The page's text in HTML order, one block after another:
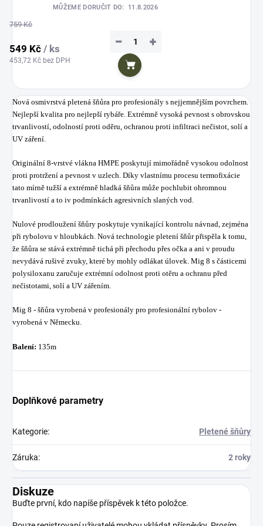
MŮŽEME DORUČIT DO: 11.8.2026
759 Kč
549 Kč / ks
453,72 Kč bez DPH
+
−
Do košíku
Nová osmivrstvá pletená šňůra pro profesionály s nejjemnějším povrchem.
Nejlepší kvalita pro nejlepší rybáře. Extrémně vysoká pevnost s obrovskou
trvanlivostí, odolností proti oděru, ochranou proti infiltraci nečistot, solí a
UV záření.
Originální 8-vrstvé vlákna HMPE poskytují mimořádně vysokou odolnost
proti protržení a pevnost v uzlech. Díky vlastnímu procesu termofixácie
tato mírně tužší a extrémně hladká šňůra může pochlubit ohromnou
trvanlivostí a to iv podmínkách agresivních slaných vod.
Nulové prodloužení šňůry poskytuje vynikající kontrolu návnad, zejména
při rybolovu v hloubkách. Nová technologie pletení šňůr přispěla k tomu,
že šňůra se stává extrémně tichá při přechodu přes očka a ani v proudu
nevydává rušivé zvuky, které by mohly odlákat úlovek. Mig 8 s částicemi
polysiloxanu zaručuje extrémní odolnost proti otěru a ochranu před
nečistotami, solí a UV zářením.
Mig 8 - šňůra vyrobená v profesionály pro profesionální rybolov -
vyrobená v Německu.
Balení: 135m
Doplňkové parametry
Kategorie: Pletené šňůry
Záruka: 2 roky
Diskuze
Buďte první, kdo napíše příspěvek k této položce.